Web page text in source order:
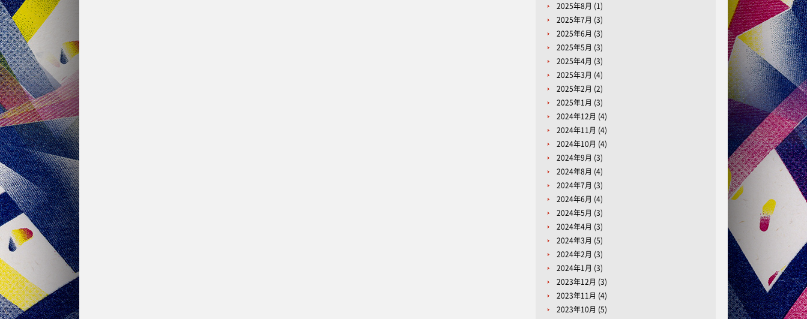
2025年8月 (1)
2025年7月 (3)
2025年6月 (3)
2025年5月 (3)
2025年4月 (3)
2025年3月 (4)
2025年2月 (2)
2025年1月 (3)
2024年12月 (4)
2024年11月 (4)
2024年10月 (4)
2024年9月 (3)
2024年8月 (4)
2024年7月 (3)
2024年6月 (4)
2024年5月 (3)
2024年4月 (3)
2024年3月 (5)
2024年2月 (3)
2024年1月 (3)
2023年12月 (3)
2023年11月 (4)
2023年10月 (5)